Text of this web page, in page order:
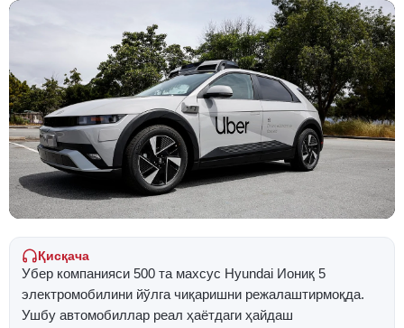
Қисқача
Убер компанияси 500 та махсус Hyundai Иониқ 5
электромобилини йўлга чиқаришни режалаштирмоқда.
Ушбу автомобиллар реал ҳаётдаги ҳайдаш